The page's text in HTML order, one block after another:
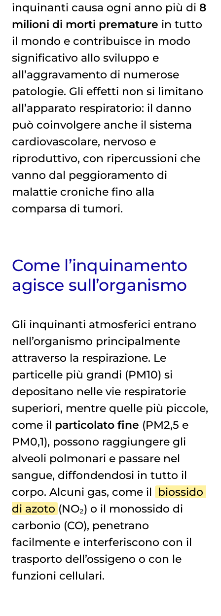
inquinanti causa ogni anno più di 8
milioni di morti premature in tutto
il mondo e contribuisce in modo
significativo allo sviluppo e
all’aggravamento di numerose
patologie. Gli effetti non si limitano
all’apparato respiratorio: il danno
può coinvolgere anche il sistema
cardiovascolare, nervoso e
riproduttivo, con ripercussioni che
vanno dal peggioramento di
malattie croniche fino alla
comparsa di tumori.
Come l’inquinamento
agisce sull’organismo
Gli inquinanti atmosferici entrano
nell’organismo principalmente
attraverso la respirazione. Le
particelle più grandi (PM10) si
depositano nelle vie respiratorie
superiori, mentre quelle più piccole,
come il particolato fine (PM2,5 e
PM0,1), possono raggiungere gli
alveoli polmonari e passare nel
sangue, diffondendosi in tutto il
corpo. Alcuni gas, come il
biossido
di azoto (NO₂) o il monossido di
carbonio (CO), penetrano
facilmente e interferiscono con il
trasporto dell’ossigeno o con le
funzioni cellulari.